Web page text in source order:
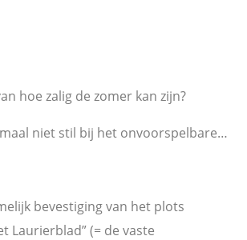
hoe zalig de zomer kan zijn?
niet stil bij het onvoorspelbare…
bevestiging van het plots
Laurierblad” (= de vaste